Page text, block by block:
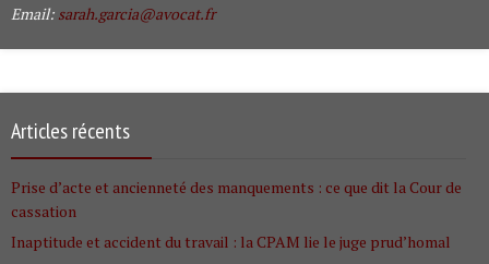
Email: sarah.garcia@avocat.fr
Articles récents
Prise d’acte et ancienneté des manquements : ce que dit la Cour de
cassation
Inaptitude et accident du travail : la CPAM lie le juge prud’homal